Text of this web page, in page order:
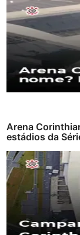
Arena
estádios da